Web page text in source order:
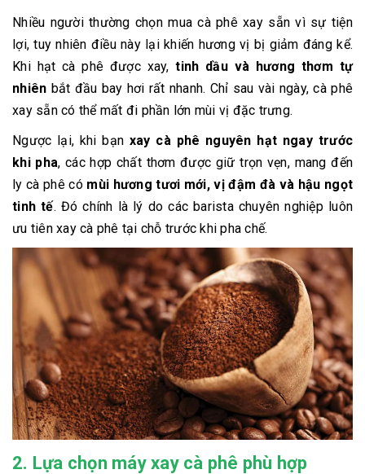
Nhiều người thường chọn mua cà phê xay sẵn vì sự tiện
lợi, tuy nhiên điều này lại khiến hương vị bị giảm đáng kể.
Khi hạt cà phê được xay,tinh dầu và hương thơm tự
nhiên bắt đầu bay hơi rất nhanh. Chỉ sau vài ngày, cà phê
xay sẵn có thể mất đi phần lớn mùi vị đặc trưng.
Ngược lại, khi bạn xay cà phê nguyên hạt ngay trước
khi pha, các hợp chất thơm được giữ trọn vẹn, mang đến
ly cà phê có mùi hương tươi mới, vị đậm đà và hậu ngọt
tinh tế. Đó chính là lý do các barista chuyên nghiệp luôn
ưu tiên xay cà phê tại chỗ trước khi pha chế.
2. Lựa chọn máy xay cà phê phù hợp